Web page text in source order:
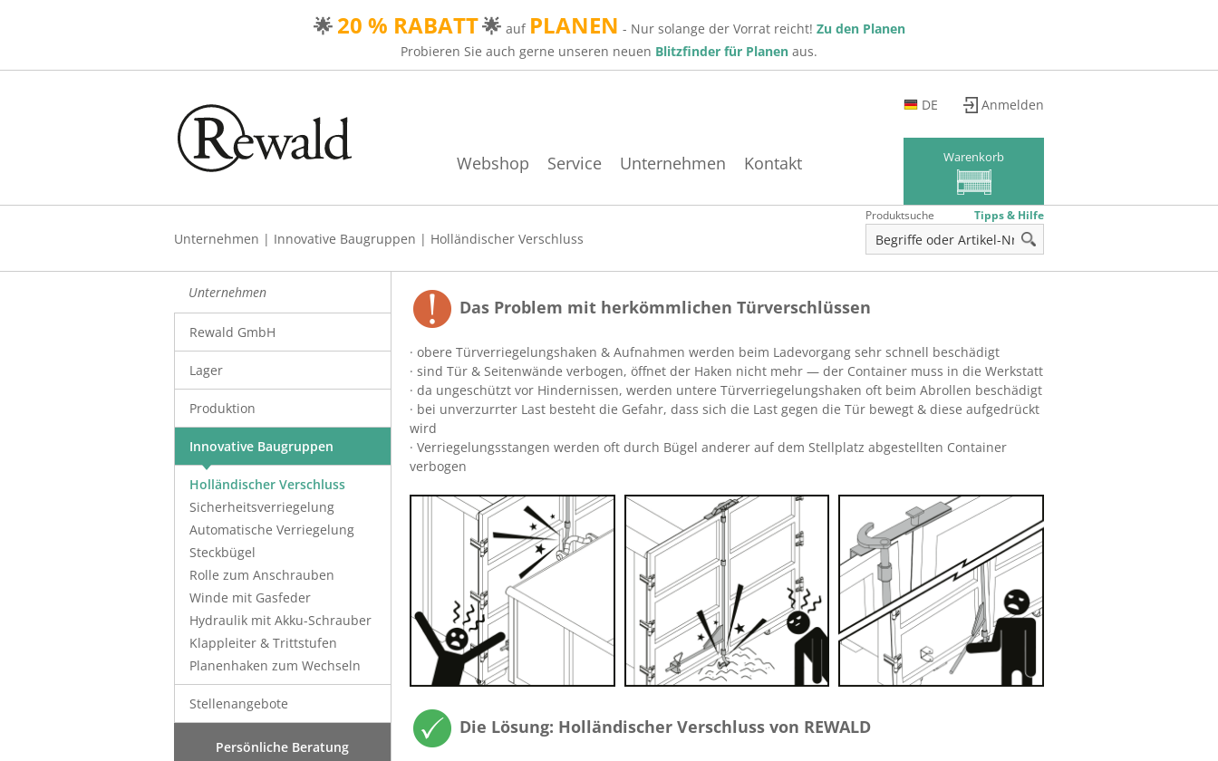
🌟 20 % RABATT🌟 auf PLANEN - Nur solange der Vorrat reicht! Zu den Planen
Probieren Sie auch gerne unseren neuen Blitzfinder für Planen aus.
Webshop Service Unternehmen Kontakt
DE
FR
Anmelden
Warenkorb
Unternehmen | Innovative Baugruppen | Holländischer Verschluss
Produktsuche Tipps & Hilfe
Unternehmen
Rewald GmbH
Lager
Produktion
Innovative Baugruppen
Holländischer Verschluss
Sicherheitsverriegelung
Automatische Verriegelung
Steckbügel
Rolle zum Anschrauben
Winde mit Gasfeder
Hydraulik mit Akku-Schrauber
Klappleiter & Trittstufen
Planenhaken zum Wechseln
Stellenangebote
Persönliche Beratung
Das Problem mit herkömmlichen Türverschlüssen
· obere Türverriegelungshaken & Aufnahmen werden beim Ladevorgang sehr schnell beschädigt
· sind Tür & Seitenwände verbogen, öffnet der Haken nicht mehr — der Container muss in die Werkstatt
· da ungeschützt vor Hindernissen, werden untere Türverriegelungshaken oft beim Abrollen beschädigt
· bei unverzurrter Last besteht die Gefahr, dass sich die Last gegen die Tür bewegt & diese aufgedrückt
wird
· Verriegelungsstangen werden oft durch Bügel anderer auf dem Stellplatz abgestellten Container
verbogen
Die Lösung: Holländischer Verschluss von REWALD